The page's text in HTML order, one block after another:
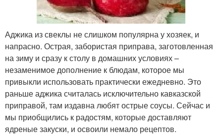
Аджика из свеклы не слишком популярна у хозяек, и
напрасно. Острая, забористая приправа, заготовленная
на зиму и сразу к столу в домашних условиях –
незаменимое дополнение к блюдам, которое мы
привыкли использовать практически ежедневно. Это
раньше аджика считалась исключительно кавказской
приправой, там издавна любят острые соусы. Сейчас и
мы приобщились к радостям, которые доставляют
ядреные закуски, и освоили немало рецептов.